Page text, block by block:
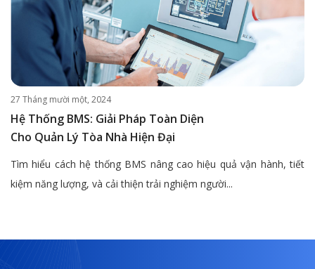
27 Tháng mười một, 2024
Hệ Thống BMS: Giải Pháp Toàn Diện
Cho Quản Lý Tòa Nhà Hiện Đại
Tìm hiểu cách hệ thống BMS nâng cao hiệu quả vận hành, tiết
kiệm năng lượng, và cải thiện trải nghiệm người...